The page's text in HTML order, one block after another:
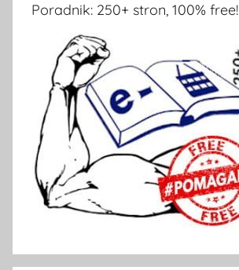
Poradnik: 250+ stron, 100% free!